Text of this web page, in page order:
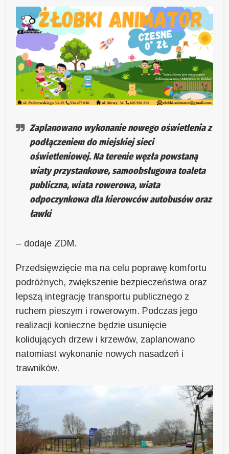
Zaplanowano wykonanie nowego oświetlenia z
podłączeniem do miejskiej sieci
oświetleniowej. Na terenie węzła powstaną
wiaty przystankowe, samoobsługowa toaleta
publiczna, wiata rowerowa, wiata
odpoczynkowa dla kierowców autobusów oraz
ławki
– dodaje ZDM.
Przedsięwzięcie ma na celu poprawę komfortu
podróżnych, zwiększenie bezpieczeństwa oraz
lepszą integrację transportu publicznego z
ruchem pieszym i rowerowym. Podczas jego
realizacji konieczne będzie usunięcie
kolidujących drzew i krzewów, zaplanowano
natomiast wykonanie nowych nasadzeń i
trawników.